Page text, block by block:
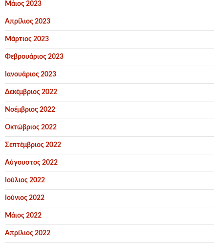
Μάιος 2023
Απρίλιος 2023
Μάρτιος 2023
Φεβρουάριος 2023
Ιανουάριος 2023
Δεκέμβριος 2022
Νοέμβριος 2022
Οκτώβριος 2022
Σεπτέμβριος 2022
Αύγουστος 2022
Ιούλιος 2022
Ιούνιος 2022
Μάιος 2022
Απρίλιος 2022